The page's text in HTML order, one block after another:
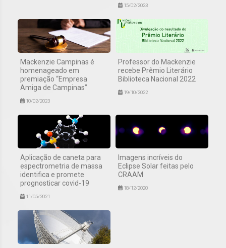
15/02/2023
Mackenzie Campinas é
homenageado em
premiação “Empresa
Amiga de Campinas”
10/02/2023
Professor do Mackenzie
recebe Prêmio Literário
Biblioteca Nacional 2022
19/10/2022
Aplicação de caneta para
espectrometria de massa
identifica e promete
prognosticar covid-19
11/05/2021
Imagens incríveis do
Eclipse Solar feitas pelo
CRAAM
18/12/2020